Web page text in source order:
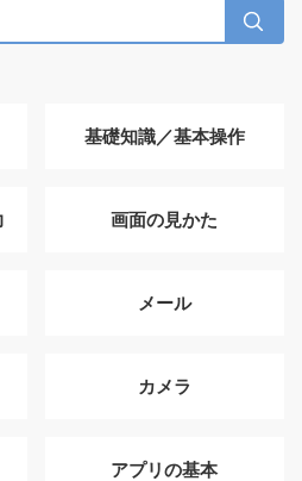
基礎知識／基本操作
画面の見かた
メール
カメラ
アプリの基本